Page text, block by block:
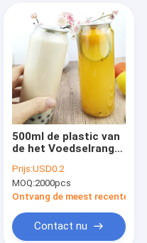
500ml de plastic van
de het Voedselrang
Kruiken van het het
HUISDIERENwater
met Gemakkelijke
Prijs:USD0.2
MOQ:2000pcs
Ontvang de meest recente
Contact nu